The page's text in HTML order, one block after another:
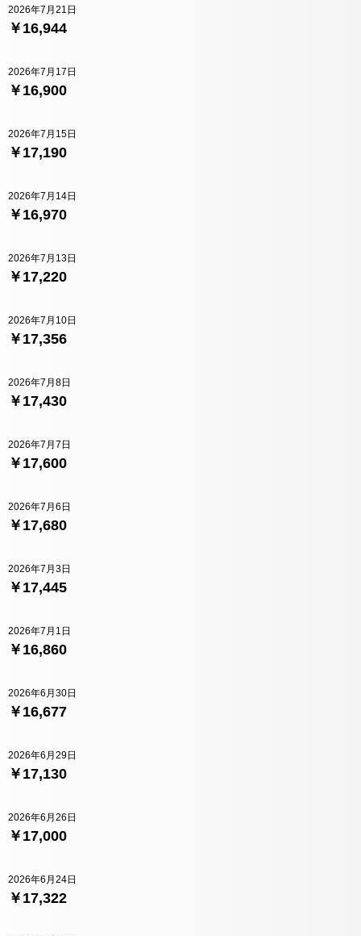
￥16,944
2026年7月21日
￥16,900
2026年7月17日
￥17,190
2026年7月15日
￥16,970
2026年7月14日
￥17,220
2026年7月13日
￥17,356
2026年7月10日
￥17,430
2026年7月8日
￥17,600
2026年7月7日
￥17,680
2026年7月6日
￥17,445
2026年7月3日
￥16,860
2026年7月1日
￥16,677
2026年6月30日
￥17,130
2026年6月29日
￥17,000
2026年6月26日
￥17,322
2026年6月24日